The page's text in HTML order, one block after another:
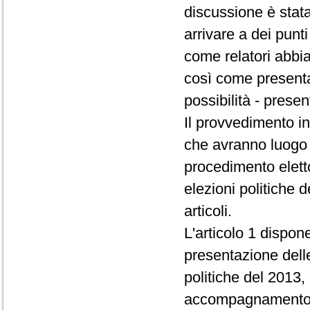
discussione è
arrivare a dei
come relatori
così come
possibilità -
Il provvedimento
che avranno
procedimento
elezioni politiche
articoli.
L'articolo 1
presentazione
politiche del